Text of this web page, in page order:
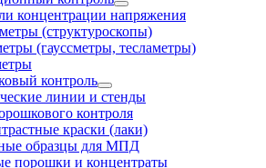
концентрации напряжения
(структуроскопы)
(гауссметры, тесламетры)
контроль
линии и стенды
контроля
краски (лаки)
образцы для МПД
порошки и концентраты